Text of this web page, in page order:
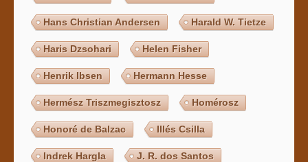
Hans Christian Andersen Harald W. Tietze
Haris Dzsohari Helen Fisher
Henrik Ibsen Hermann Hesse
Hermész Triszmegisztosz Homérosz
Honoré de Balzac Illés Csilla
Indrek Hargla J. R. dos Santos